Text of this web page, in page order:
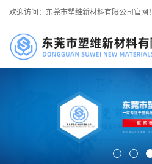
欢迎访问：东莞市塑维新材料有限公司官网！